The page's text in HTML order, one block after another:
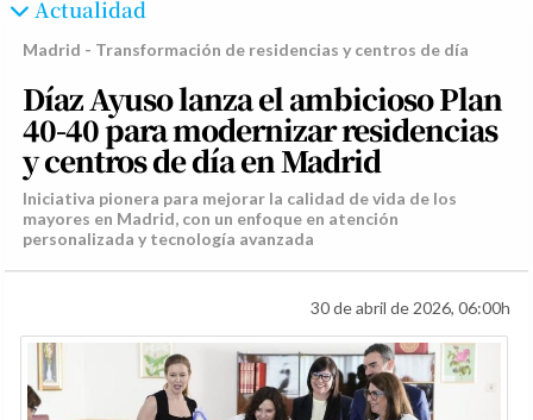
Actualidad
Madrid - Transformación de residencias y centros de día
Díaz Ayuso lanza el ambicioso Plan
40-40 para modernizar residencias
y centros de día en Madrid
Iniciativa pionera para mejorar la calidad de vida de los
mayores en Madrid, con un enfoque en atención
personalizada y tecnología avanzada
30 de abril de 2026, 06:00h